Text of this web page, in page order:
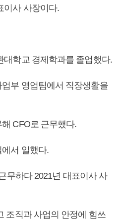
이사 사장이다.
대학교 경제학과를 졸업했다.
부 영업팀에서 직장생활을
CFO로 근무했다.
서 일했다.
무하다 2021년 대표이사 사
조직과 사업의 안정에 힘쓰